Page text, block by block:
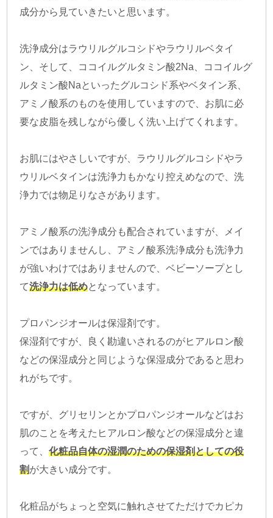
成分から見ていきたいと思います。
洗浄成分はラウリルグルコシドやラウリルベタイ
ン、そして、ココイルグルタミン酸2Na、ココイルグ
ルタミン酸Naといったグルコシド系やベタイン系、
アミノ酸系のものを使用していますので、お肌に必
要な皮脂を残しながら優しく洗い上げてくれます。
お肌にはやさしいですが、ラウリルグルコシドやラ
ウリルベタインは洗浄力もかなり控えめなので、洗
浄力では物足りなさがあります。
アミノ酸系の洗浄成分も配合されていますが、メイ
ンではありませんし、アミノ酸系洗浄成分も洗浄力
が強いわけではありませんので、ベビーソープとし
て洗浄力は低めとなっています。
プロパンジオールは保湿剤です。
保湿剤ですが、良く勘違いされるのがヒアルロン酸
などの保湿成分と同じような保湿成分であると思わ
れがちです。
ですが、グリセリンとかプロパンジオールなどはお
肌のことを考えたヒアルロン酸などの保湿成分と違
って、化粧品自体の湿潤のための保湿剤としての役
割が大きい成分です。
化粧品がちょっと空気に触れさせてただけでカピカ